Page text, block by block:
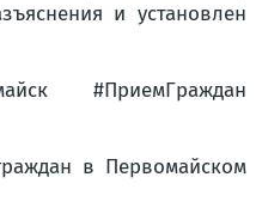
и установлен
#ПриемГраждан